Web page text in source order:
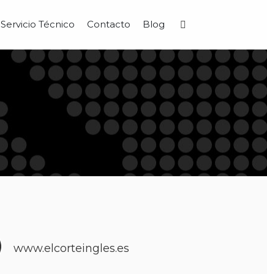
Servicio Técnico Contacto Blog
www.elcorteingles.es